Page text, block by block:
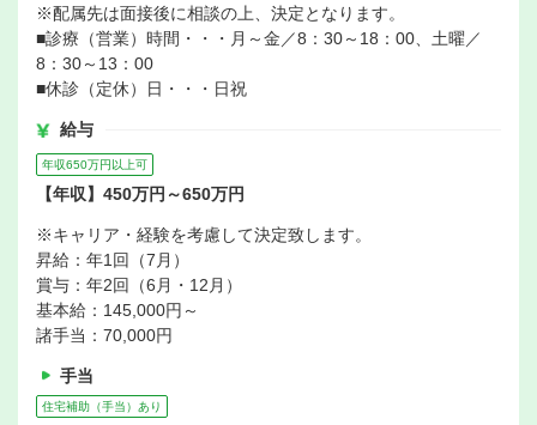
※配属先は面接後に相談の上、決定となります。
■診療（営業）時間・・・月～金／8：30～18：00、土曜／
8：30～13：00
■休診（定休）日・・・日祝
給与
年収650万円以上可
【年収】450万円～650万円
※キャリア・経験を考慮して決定致します。
昇給：年1回（7月）
賞与：年2回（6月・12月）
基本給：145,000円～
諸手当：70,000円
手当
住宅補助（手当）あり